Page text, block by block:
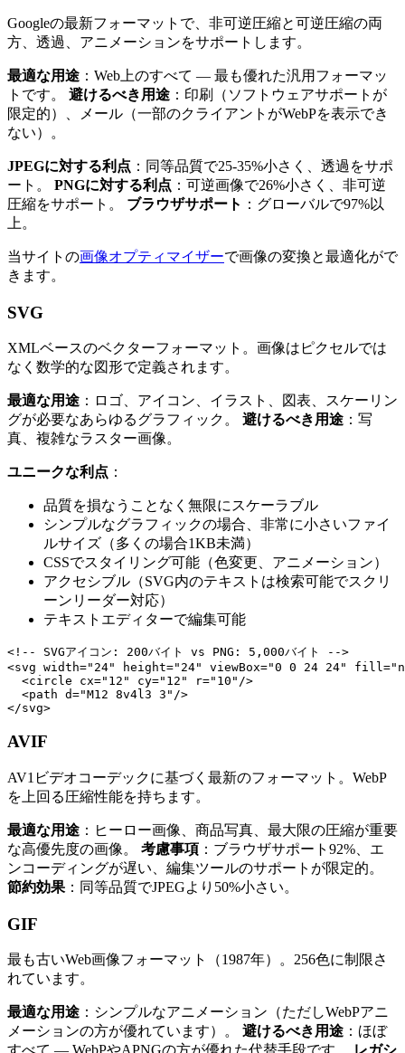
Googleの最新フォーマットで、非可逆圧縮と可逆圧縮の両
方、透過、アニメーションをサポートします。
最適な用途 ：Web上のすべて — 最も優れた汎用フォーマッ
トです。 避けるべき用途 ：印刷（ソフトウェアサポートが
限定的）、メール（一部のクライアントがWebPを表示でき
ない）。
JPEGに対する利点 ：同等品質で25-35%小さく、透過をサポ
ート。 PNGに対する利点 ：可逆画像で26%小さく、非可逆
圧縮をサポート。 ブラウザサポート ：グローバルで97%以
上。
当サイトの画像オプティマイザーで画像の変換と最適化がで
きます。
SVG
XMLベースのベクターフォーマット。画像はピクセルでは
なく数学的な図形で定義されます。
最適な用途 ：ロゴ、アイコン、イラスト、図表、スケーリン
グが必要なあらゆるグラフィック。 避けるべき用途 ：写
真、複雑なラスター画像。
ユニークな利点 ：
品質を損なうことなく無限にスケーラブル
シンプルなグラフィックの場合、非常に小さいファイ
ルサイズ（多くの場合1KB未満）
CSSでスタイリング可能（色変更、アニメーション）
アクセシブル（SVG内のテキストは検索可能でスクリ
ーンリーダー対応）
テキストエディターで編集可能
<!-- SVGアイコン: 200バイト vs PNG: 5,000バイト -->
<svg width="24" height="24" viewBox="0 0 24 24"
  <circle cx="12" cy="12" r="10"/>
  <path d="M12 8v4l3 3"/>
AVIF
AV1ビデオコーデックに基づく最新のフォーマット。WebP
を上回る圧縮性能を持ちます。
最適な用途 ：ヒーロー画像、商品写真、最大限の圧縮が重要
な高優先度の画像。 考慮事項 ：ブラウザサポート92%、エ
ンコーディングが遅い、編集ツールのサポートが限定的。
節約効果 ：同等品質でJPEGより50%小さい。
GIF
最も古いWeb画像フォーマット（1987年）。256色に制限さ
れています。
最適な用途 ：シンプルなアニメーション（ただしWebPアニ
メーションの方が優れています）。 避けるべき用途 ：ほぼ